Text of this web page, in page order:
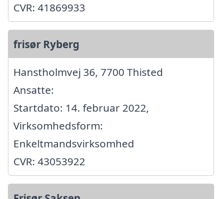
CVR: 41869933
frisør Ryberg
Hanstholmvej 36, 7700 Thisted
Ansatte:
Startdato: 14. februar 2022,
Virksomhedsform:
Enkeltmandsvirksomhed
CVR: 43053922